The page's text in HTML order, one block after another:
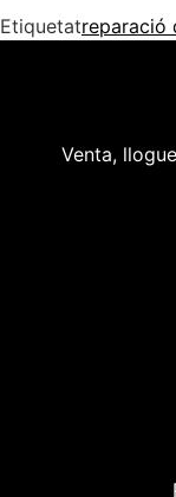
Etiquetatreparació
Venta,